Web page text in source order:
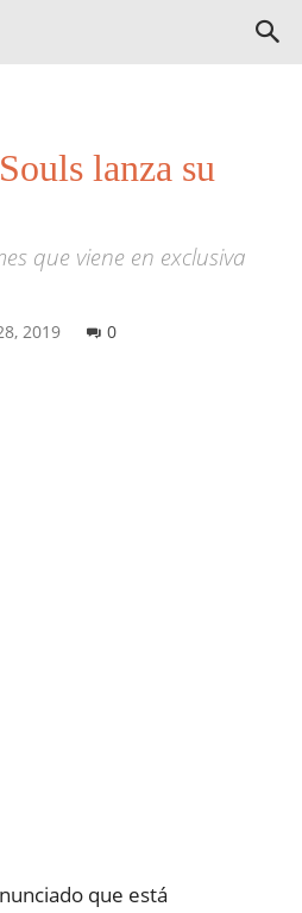
lanza su
que viene en exclusiva
2019 0
que está